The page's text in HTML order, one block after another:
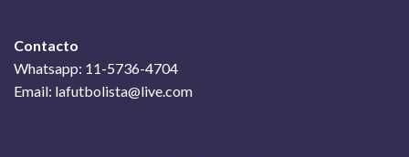
Contacto
Whatsapp: 11-5736-4704
Email: lafutbolista@live.com